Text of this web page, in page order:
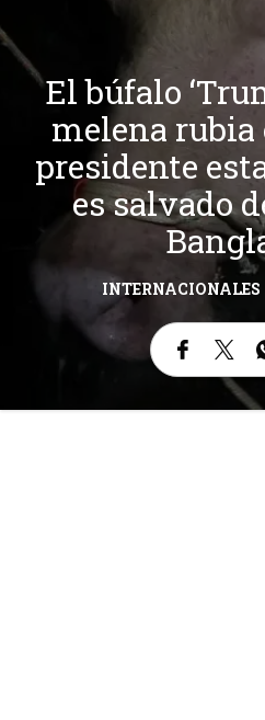
El búfalo
melena rubia
presidente
es salvado
INTERNACIONALES